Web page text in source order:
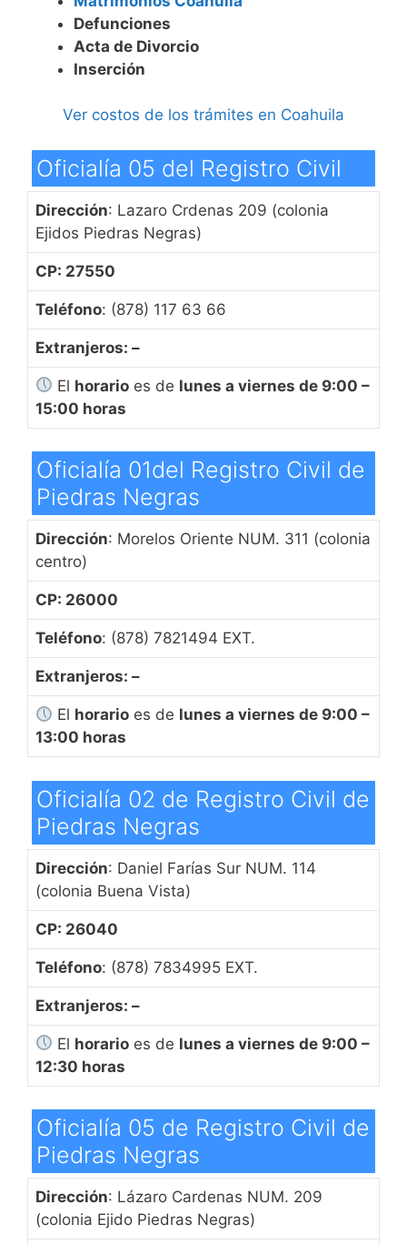
Defunciones
Acta de Divorcio
Inserción
Ver costos de los trámites en Coahuila
Oficialía 05 del Registro Civil
Dirección: Lazaro Crdenas 209 (colonia
Ejidos Piedras Negras)
CP: 27550
Teléfono: (878) 117 63 66
Extranjeros: –
El horario es de lunes a viernes de 9:00 –
15:00 horas
Oficialía 01del Registro Civil de
Piedras Negras
Dirección: Morelos Oriente NUM. 311 (colonia
centro)
CP: 26000
Teléfono: (878) 7821494 EXT.
Extranjeros: –
El horario es de lunes a viernes de 9:00 –
13:00 horas
Oficialía 02 de Registro Civil de
Piedras Negras
Dirección: Daniel Farías Sur NUM. 114
(colonia Buena Vista)
CP: 26040
Teléfono: (878) 7834995 EXT.
Extranjeros: –
El horario es de lunes a viernes de 9:00 –
12:30 horas
Oficialía 05 de Registro Civil de
Piedras Negras
Dirección: Lázaro Cardenas NUM. 209
(colonia Ejido Piedras Negras)